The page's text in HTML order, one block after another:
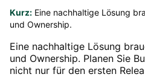
Kurz: Eine nachhaltige Lösung
und Ownership.
Eine nachhaltige Lösung
und Ownership. Planen Sie
nicht nur für den ersten